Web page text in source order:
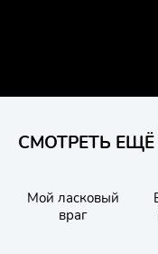
СМОТРЕТЬ
Мой ласковый
враг